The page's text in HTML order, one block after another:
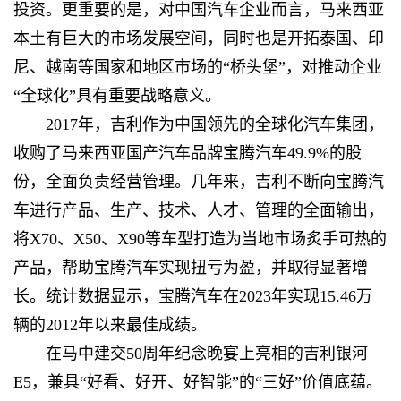
投资。更重要的是，对中国汽车企业而言，马来西亚
本土有巨大的市场发展空间，同时也是开拓泰国、印
尼、越南等国家和地区市场的“桥头堡”，对推动企业
“全球化”具有重要战略意义。
2017年，吉利作为中国领先的全球化汽车集团，
收购了马来西亚国产汽车品牌宝腾汽车49.9%的股
份，全面负责经营管理。几年来，吉利不断向宝腾汽
车进行产品、生产、技术、人才、管理的全面输出，
将X70、X50、X90等车型打造为当地市场炙手可热的
产品，帮助宝腾汽车实现扭亏为盈，并取得显著增
长。统计数据显示，宝腾汽车在2023年实现15.46万
辆的2012年以来最佳成绩。
在马中建交50周年纪念晚宴上亮相的吉利银河
E5，兼具“好看、好开、好智能”的“三好”价值底蕴。